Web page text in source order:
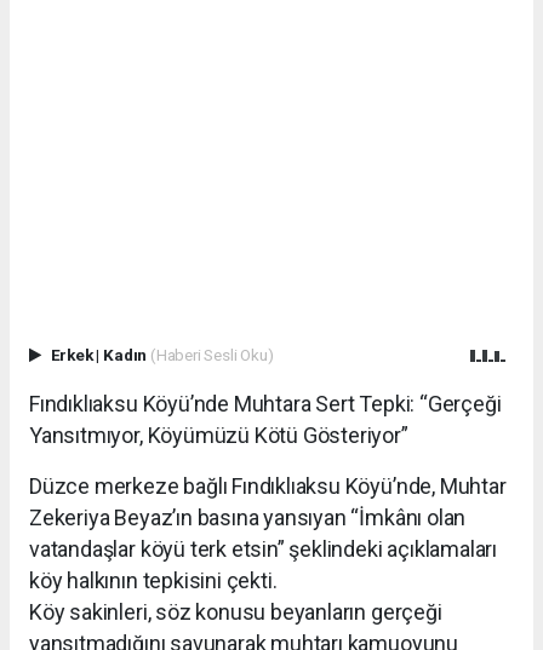
Erkek| Kadın (Haberi Sesli Oku)
Fındıklıaksu Köyü’nde Muhtara Sert Tepki: “Gerçeği
Yansıtmıyor, Köyümüzü Kötü Gösteriyor”
Düzce merkeze bağlı Fındıklıaksu Köyü’nde, Muhtar
Zekeriya Beyaz’ın basına yansıyan “İmkânı olan
vatandaşlar köyü terk etsin” şeklindeki açıklamaları
köy halkının tepkisini çekti.
Köy sakinleri, söz konusu beyanların gerçeği
yansıtmadığını savunarak muhtarı kamuoyunu